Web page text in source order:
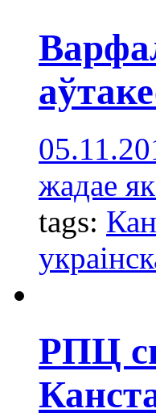
жадае
tags:
РПЦ